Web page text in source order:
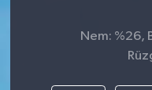
Nem: %26,